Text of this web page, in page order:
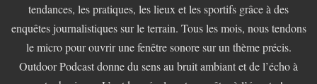
tendances, les pratiques, les lieux et les sportifs grâce à des
enquêtes journalistiques sur le terrain. Tous les mois, nous tendons
le micro pour ouvrir une fenêtre sonore sur un thème précis.
Outdoor Podcast donne du sens au bruit ambiant et de l’écho à